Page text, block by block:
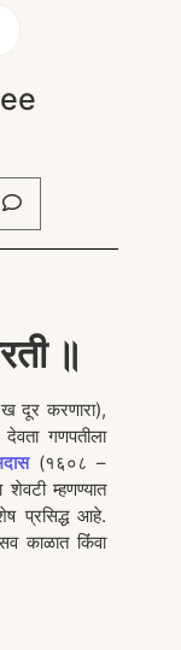
॥
दूर करणारा),
गणपतीला
(१६०८ –
म्हणण्यात
प्रसिद्ध आहे.
काळात किंंवा